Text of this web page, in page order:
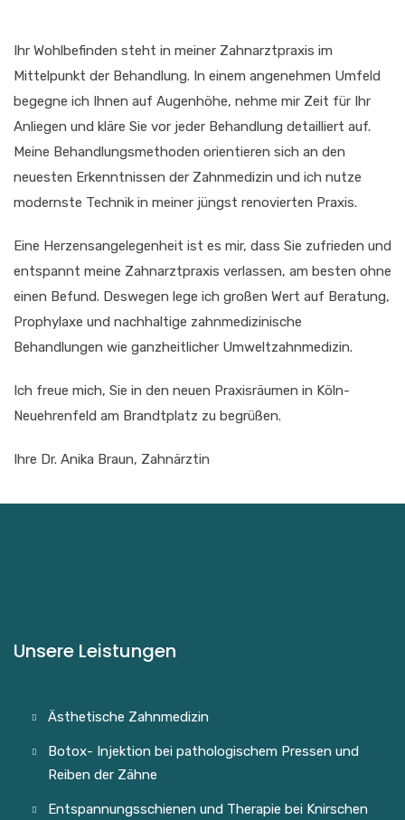
Ihr Wohlbefinden steht in meiner Zahnarztpraxis im
Mittelpunkt der Behandlung. In einem angenehmen Umfeld
begegne ich Ihnen auf Augenhöhe, nehme mir Zeit für Ihr
Anliegen und kläre Sie vor jeder Behandlung detailliert auf.
Meine Behandlungsmethoden orientieren sich an den
neuesten Erkenntnissen der Zahnmedizin und ich nutze
modernste Technik in meiner jüngst renovierten Praxis.
Eine Herzensangelegenheit ist es mir, dass Sie zufrieden und
entspannt meine Zahnarztpraxis verlassen, am besten ohne
einen Befund. Deswegen lege ich großen Wert auf Beratung,
Prophylaxe und nachhaltige zahnmedizinische
Behandlungen wie ganzheitlicher Umweltzahnmedizin.
Ich freue mich, Sie in den neuen Praxisräumen in Köln-
Neuehrenfeld am Brandtplatz zu begrüßen.
Ihre Dr. Anika Braun, Zahnärztin
Unsere Leistungen
Ästhetische Zahnmedizin
Botox- Injektion bei pathologischem Pressen und
Reiben der Zähne
Entspannungsschienen und Therapie bei Knirschen